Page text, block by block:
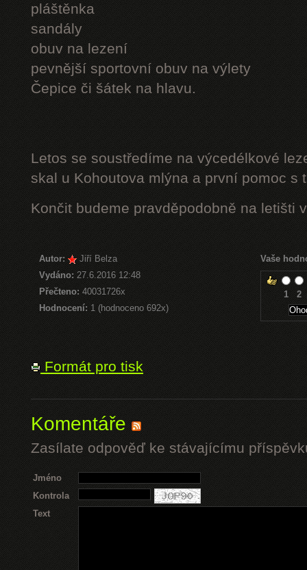
pláštěnka
sandály
obuv na lezení
pevnější sportovní obuv na výlety
Čepice či šátek na hlavu.
Letos se soustředíme na výcedélkové
skal u Kohoutova mlýna a první pomoc s
Končit budeme pravděpodobně na letišti
Autor:
Jiří Belza
Vydáno: 27.6.2016 12:48
Přečteno:40031726x
Hodnocení: 1 (hodnoceno 692x)
Vaše
1 2
Formát pro tisk
Komentáře
Zasílate odpověď ke stávajícímu
Jméno
Kontrola
Text